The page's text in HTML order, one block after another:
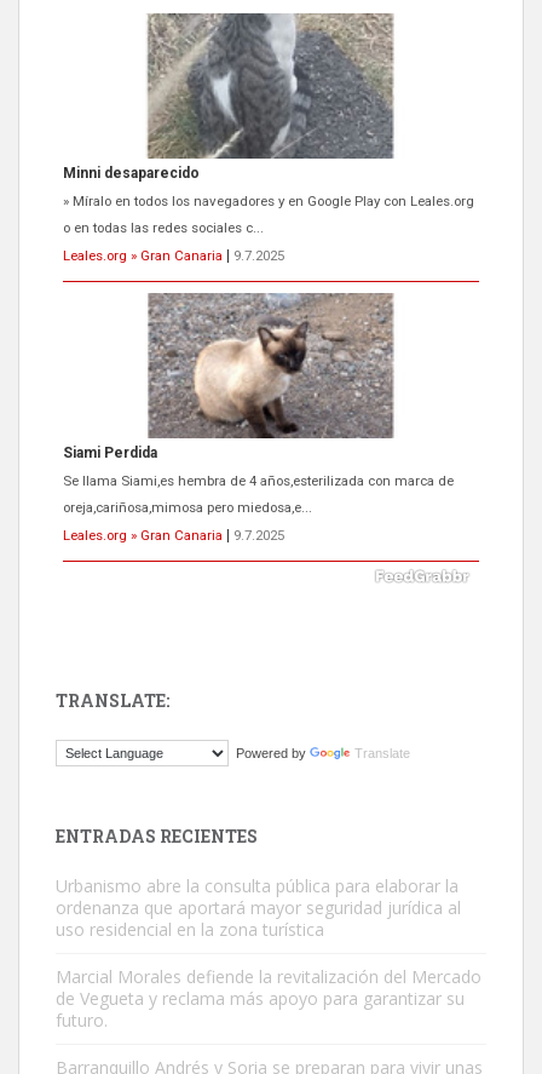
Minni desaparecido
» Míralo en todos los navegadores y en Google Play con Leales.org
o en todas las redes sociales c...
Leales.org » Gran Canaria
9.7.2025
Siami Perdida
Se llama Siami,es hembra de 4 años,esterilizada con marca de
oreja,cariñosa,mimosa pero miedosa,e...
Leales.org » Gran Canaria
9.7.2025
El ayuntamiento se va a llevar a Los Gatos callejeros de la zona los
Gato manso encontrado
es muy manso y extremadamente cari...
TRANSLATE:
Powered by Translate
ENTRADAS RECIENTES
Urbanismo abre la consulta pública para elaborar la
ordenanza que aportará mayor seguridad jurídica al
uso residencial en la zona turística
Marcial Morales defiende la revitalización del Mercado
de Vegueta y reclama más apoyo para garantizar su
futuro.
Barranquillo Andrés y Soria se preparan para vivir unas